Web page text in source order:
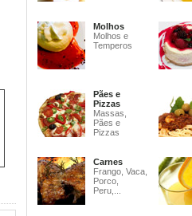
Molhos
Molhos e
Temperos
Pães e
Pizzas
Massas,
Pães e
Pizzas
Carnes
Frango, Vaca,
Porco,
Peru,...